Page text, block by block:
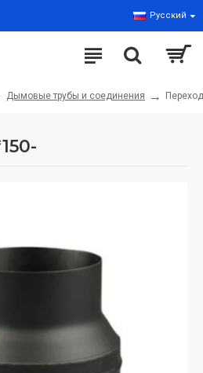
Русский
Дымовые трубы и соединения